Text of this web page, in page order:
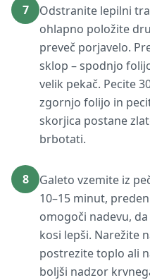
7
Odstranite lepilni
ohlapno položite
preveč porjavelo.
sklop – spodnjo
velik pekač. Pecite
zgornjo folijo in
skorjica postane
brbotati.
8
Galeto vzemite iz
10–15 minut,
omogoči nadevu,
kosi lepši. Narežite
postrezite toplo ali
boljši nadzor